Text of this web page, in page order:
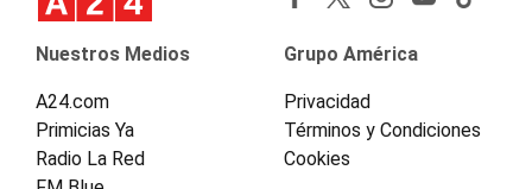
Nuestros Medios
A24.com
Primicias Ya
Radio La Red
Grupo América
Privacidad
Términos y Condiciones
Cookies